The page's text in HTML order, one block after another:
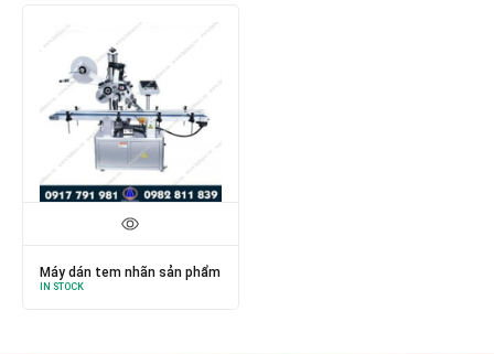
Máy dán tem nhãn sản phẩm
IN STOCK